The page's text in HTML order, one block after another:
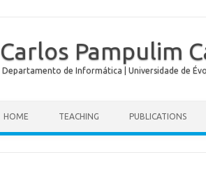
Carlos Pampulim
Departamento de Informática | Universidade de
HOME TEACHING PUBLICATIONS